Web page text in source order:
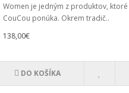
Women je jedným z produktov, ktoré
CouCou ponúka. Okrem tradič..
138,00€
DO KOŠÍKA